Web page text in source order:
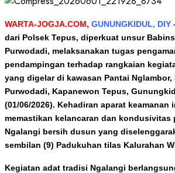
WARTA-JOGJA.COM, GUNUNGKIDUL, DIY
dari Polsek Tepus, diperkuat unsur
Purwodadi, melaksanakan tugas
pendampingan terhadap rangkaian
yang digelar di kawasan Pantai Nglambor,
Purwodadi, Kapanewon Tepus,
(01/06/2026). Kehadiran aparat keamanan
memastikan kelancaran dan kondusivitas
Ngalangi bersih dusun yang
sembilan (9) Padukuhan tilas Kalurahan
Kegiatan adat tradisi Ngalangi